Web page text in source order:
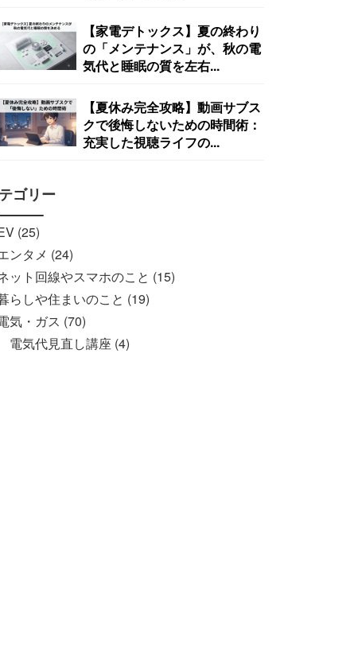
【家電デトックス】夏の終わり
の「メンテナンス」が、秋の電
気代と睡眠の質を左右...
【夏休み完全攻略】動画サブス
クで後悔しないための時間術：
充実した視聴ライフの...
ゴリー
(25)
ンタメ (24)
ット回線やスマホのこと (15)
らしや住まいのこと (19)
気・ガス (70)
電気代見直し講座 (4)